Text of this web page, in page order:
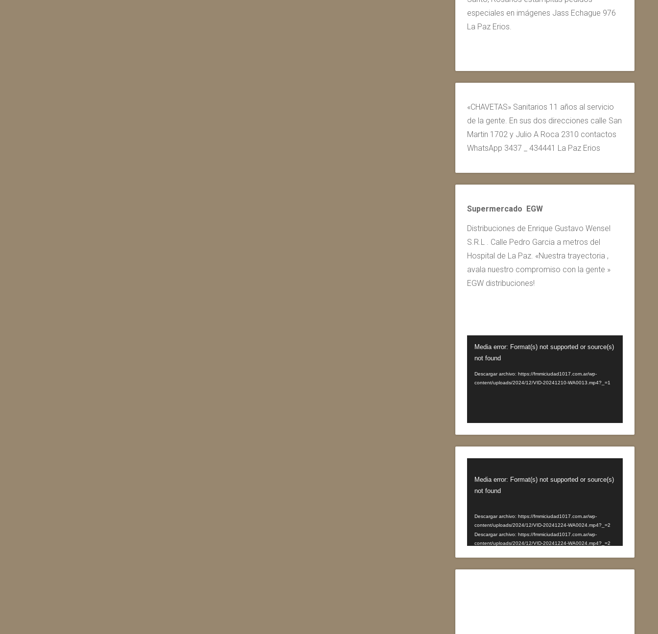
especiales en imágenes Jass Echague 976
La Paz Erios.
«CHAVETAS» Sanitarios 11 años al servicio
de la gente. En sus dos direcciones calle San
Martin 1702 y Julio A Roca 2310 contactos
WhatsApp 3437 _ 434441 La Paz Erios
Supermercado EGW
Distribuciones de Enrique Gustavo Wensel
S.R.L . Calle Pedro Garcia a metros del
Hospital de La Paz. «Nuestra trayectoria ,
avala nuestro compromiso con la gente »
EGW distribuciones!
de
Media error: Format(s) not supported or source(s)
not found
Descargar archivo: https://fmmiciudad1017.com.ar/wp-
content/uploads/2024/12/VID-20241210-WA0013.mp4?_=1
de
vídeo
Media error: Format(s) not supported or source(s)
not found
Descargar archivo: https://fmmiciudad1017.com.ar/wp-
content/uploads/2024/12/VID-20241224-WA0024.mp4?_=2
Descargar archivo: https://fmmiciudad1017.com.ar/wp-
content/uploads/2024/12/VID-20241224-WA0024.mp4?_=2